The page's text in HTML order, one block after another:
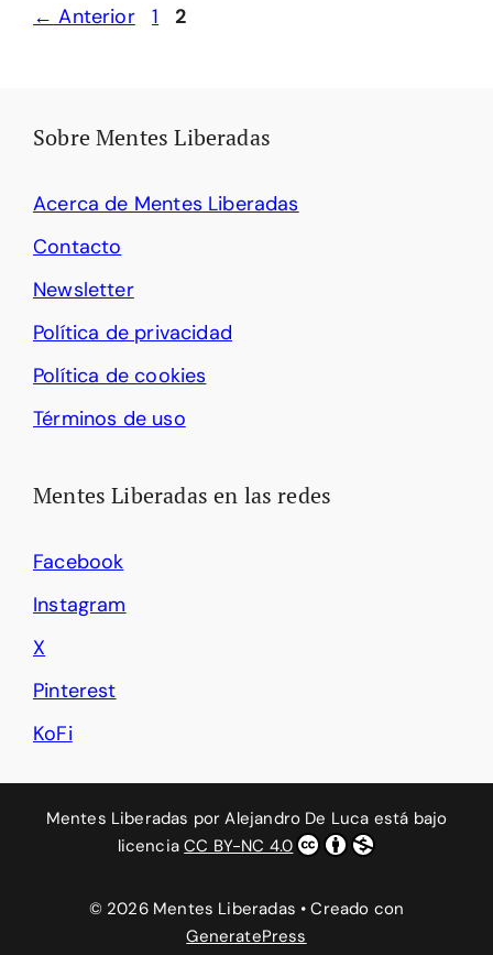
← Anterior Página
1 Página
2
Sobre Mentes Liberadas
Acerca de Mentes Liberadas
Contacto
Newsletter
Política de privacidad
Política de cookies
Términos de uso
Mentes Liberadas en las redes
Facebook
Instagram
X
Pinterest
KoFi
Mentes Liberadas porAlejandro De Luca está bajo
licenciaCC BY-NC 4.0
© 2026 Mentes Liberadas • Creado con
GeneratePress